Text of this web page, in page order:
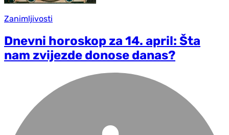
Zanimljivosti
Dnevni horoskop za 14. april: Šta
nam zvijezde donose danas?